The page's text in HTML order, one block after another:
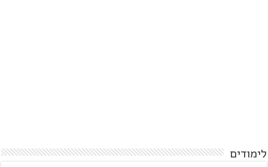
לימודים